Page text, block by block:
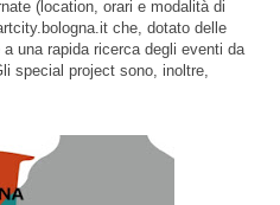
(location, orari e modalità di
che, dotato delle
una rapida ricerca degli eventi da
special project sono, inoltre,